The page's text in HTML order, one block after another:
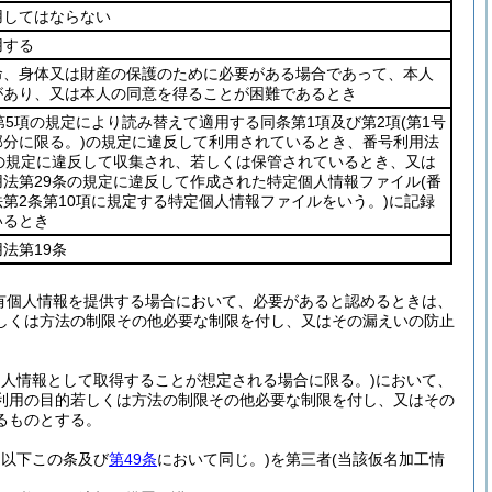
てはならない
る
身体又は財産の保護のために必要がある場合であって、本人
り、又は本人の同意を得ることが困難であるとき
5項の規定により読み替えて適用する同条第1項及び第2項(第1号
に限る。)の規定に違反して利用されているとき、番号利用法
規定に違反して収集され、若しくは保管されているとき、又は
第29条の規定に違反して作成された特定個人情報ファイル(番
2条第10項に規定する特定個人情報ファイルをいう。)に記録
とき
第19条
人情報を提供する場合において、必要があると認めるときは、
は方法の制限その他必要な制限を付し、又はその漏えいの防止
情報として取得することが想定される場合に限る。)において、
の目的若しくは方法の制限その他必要な制限を付し、又はその
のとする。
下この条及び第49条において同じ。)を第三者(当該仮名加工情